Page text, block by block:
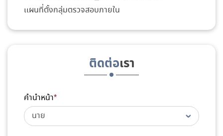
เเผนที่ตั้งกลุ่มตรวจสอบภายใน
ติดต่อเรา
คำนำหน้า*